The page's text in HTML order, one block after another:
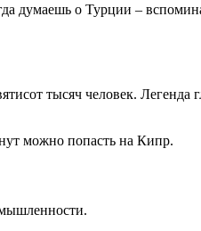
думаешь о Турции –
тысяч человек. Легенда
можно попасть на Кипр.